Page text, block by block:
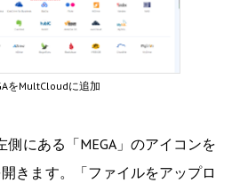
をMultCloudに追加
側にある「MEGA」のアイコンを
きます。「ファイルをアップロ